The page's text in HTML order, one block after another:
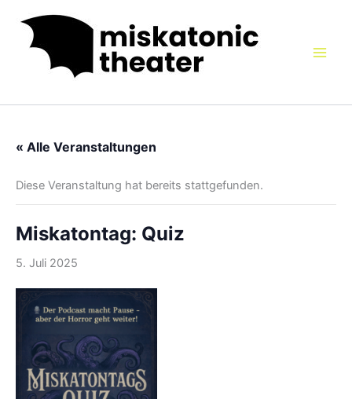
Inhalt
springen
« Alle Veranstaltungen
Diese Veranstaltung hat bereits stattgefunden.
Miskatontag: Quiz
5. Juli 2025